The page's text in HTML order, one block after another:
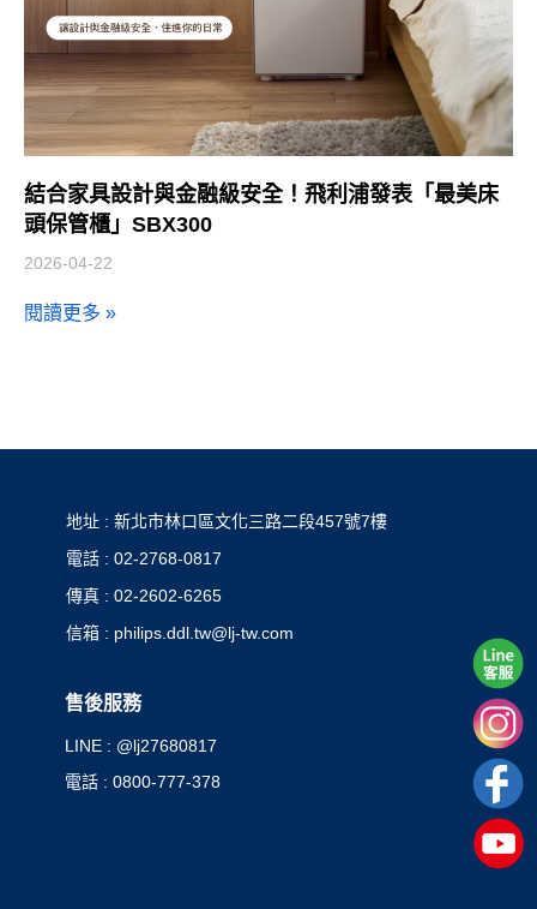
結合家具設計與金融級安全！飛利浦發表「最美床
頭保管櫃」SBX300
2026-04-22
閱讀更多 »
地址 : 新北市林口區文化三路二段457號7樓
電話 : 02-2768-0817
傳真 : 02-2602-6265
信箱 : philips.ddl.tw@lj-tw.com
售後服務
LINE : @lj27680817
電話 : 0800-777-378